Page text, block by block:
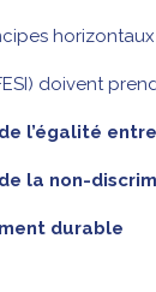
doivent
l’égalité
la non-
durable